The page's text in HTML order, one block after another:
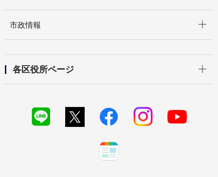
市政情報
各区役所ページ